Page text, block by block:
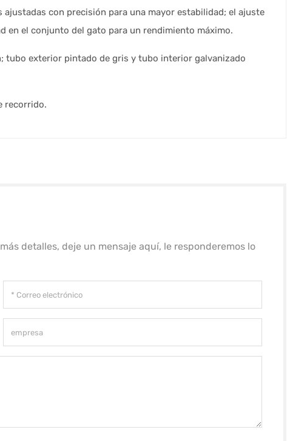
con precisión para una mayor estabilidad; el ajuste
en el conjunto del gato para un rendimiento máximo.
tubo exterior pintado de gris y tubo interior galvanizado
recorrido.
detalles, deje un mensaje aquí, le responderemos lo